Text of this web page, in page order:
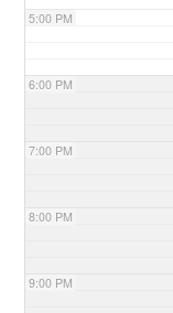
5:00 PM
6:00 PM
7:00 PM
8:00 PM
9:00 PM